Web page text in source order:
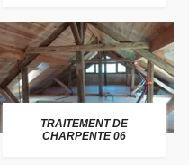
TRAITEMENT DE
CHARPENTE 06